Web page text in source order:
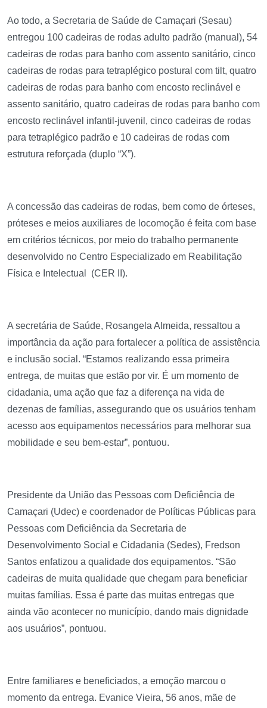
Ao todo, a Secretaria de Saúde de Camaçari (Sesau)
entregou 100 cadeiras de rodas adulto padrão (manual), 54
cadeiras de rodas para banho com assento sanitário, cinco
cadeiras de rodas para tetraplégico postural com tilt, quatro
cadeiras de rodas para banho com encosto reclinável e
assento sanitário, quatro cadeiras de rodas para banho com
encosto reclinável infantil-juvenil, cinco cadeiras de rodas
para tetraplégico padrão e 10 cadeiras de rodas com
estrutura reforçada (duplo “X”).
A concessão das cadeiras de rodas, bem como de órteses,
próteses e meios auxiliares de locomoção é feita com base
em critérios técnicos, por meio do trabalho permanente
desenvolvido no Centro Especializado em Reabilitação
Física e Intelectual (CER II).
A secretária de Saúde, Rosangela Almeida, ressaltou a
importância da ação para fortalecer a política de assistência
e inclusão social. “Estamos realizando essa primeira
entrega, de muitas que estão por vir. É um momento de
cidadania, uma ação que faz a diferença na vida de
dezenas de famílias, assegurando que os usuários tenham
acesso aos equipamentos necessários para melhorar sua
mobilidade e seu bem-estar”, pontuou.
Presidente da União das Pessoas com Deficiência de
Camaçari (Udec) e coordenador de Políticas Públicas para
Pessoas com Deficiência da Secretaria de
Desenvolvimento Social e Cidadania (Sedes), Fredson
Santos enfatizou a qualidade dos equipamentos. “São
cadeiras de muita qualidade que chegam para beneficiar
muitas famílias. Essa é parte das muitas entregas que
ainda vão acontecer no município, dando mais dignidade
aos usuários”, pontuou.
Entre familiares e beneficiados, a emoção marcou o
momento da entrega. Evanice Vieira, 56 anos, mãe de